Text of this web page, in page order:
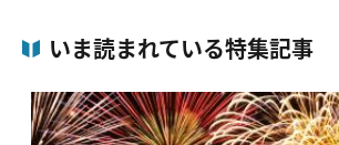
いま読まれている特集記事